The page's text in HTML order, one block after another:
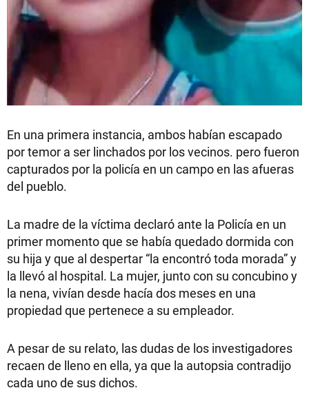
En una primera instancia, ambos habían escapado
por temor a ser linchados por los vecinos. pero fueron
capturados por la policía en un campo en las afueras
del pueblo.
La madre de la víctima declaró ante la Policía en un
primer momento que se había quedado dormida con
su hija y que al despertar “la encontró toda morada”y
la llevó al hospital. La mujer, junto con su concubino y
la nena, vivían desde hacía dos meses en una
propiedad que pertenece a su empleador.
A pesar de su relato, las dudas de los investigadores
recaen de lleno en ella, ya que la autopsia contradijo
cada uno de sus dichos.